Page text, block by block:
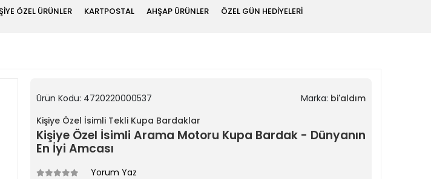
ÖZEL ÜRÜNLER KARTPOSTAL AHŞAP ÜRÜNLER ÖZEL GÜN HEDİYELERİ
Ürün Kodu: 4720220000537 Marka: bi'aldım
Kişiye Özel İsimli Tekli Kupa Bardaklar
Kişiye Özel İsimli Arama Motoru Kupa Bardak - Dünyanın
En İyi Amcası
Yorum Yaz